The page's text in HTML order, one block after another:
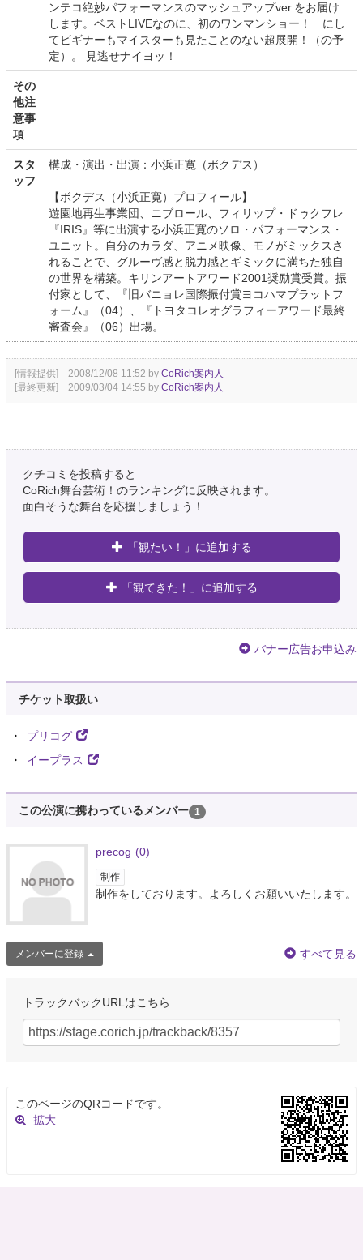
ンテコ絶妙パフォーマンスのマッシュアップver.をお届け
します。ベストLIVEなのに、初のワンマンショー！ にし
てビギナーもマイスターも見たことのない超展開！（の予
定）。 見逃せナイヨッ！
その
他注
意事
項
スタ
ッフ
構成・演出・出演：小浜正寛（ボクデス）
【ボクデス（小浜正寛）プロフィール】
遊園地再生事業団、ニブロール、フィリップ・ドゥクフレ
『IRIS』等に出演する小浜正寛のソロ・パフォーマンス・
ユニット。自分のカラダ、アニメ映像、モノがミックスさ
れることで、グルーヴ感と脱力感とギミックに満ちた独自
の世界を構築。キリンアートアワード2001奨励賞受賞。振
付家として、『旧バニョレ国際振付賞ヨコハマプラットフ
ォーム』（04）、『トヨタコレオグラフィーアワード最終
審査会』（06）出場。
[情報提供] 2008/12/08 11:52 by CoRich案内人
[最終更新] 2009/03/04 14:55 by CoRich案内人
クチコミを投稿すると
CoRich舞台芸術！のランキングに反映されます。
面白そうな舞台を応援しましょう！
「観たい！」に追加する
「観てきた！」に追加する
バナー広告お申込み
チケット取扱い
プリコグ
イープラス
この公演に携わっているメンバー 1
precog (0)
制作
制作をしております。よろしくお願いいたします。
メンバーに登録 すべて見る
トラックバックURLはこちら
このページのQRコードです。
拡大